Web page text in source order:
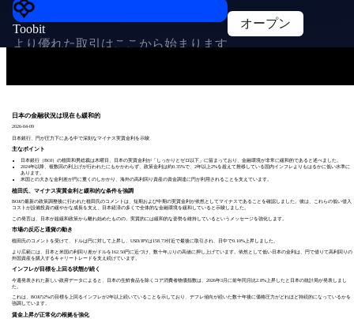
Toobit
より優れた取引はここから始まります
オープン
日本の金融状況は現在も緩和的
2026-04-09
日本銀行、円が圧力下にある中で深刻なマイナス実質金利を示唆
主なポイント
日本銀行（BOJ）の植田和男総裁は木曜日、日本の実質金利が「しっかりとゼロ以下」に留まっており、金融環境が非常に緩和的であると述べました。
2024年以降、複数回の利上げが行われたにもかかわらず、政策金利は約0.35%で、2年以上2%を超えて推移している国内インフレよりもはるかに低い水準に
あります。
米国との大きな金利差が円に重くのしかかり、海外の高利回り資産の資金調達に円が利用されることを支えています。
植田氏、マイナス実質金利と緩和的な条件を強調
BOJの最新の政策調整後に行われた植田氏のコメントは、短期および中期の実質金利が依然としてマイナスであることを確認しました。彼は、これらの低い借入
コストが設備投資の緩やかな成長を支え、日本経済の多くで全体的な金融環境を緩和していると示唆しました。
この発言は、日本が超緩和政策から離れ始めたものの、実質的には緩和的な姿勢を維持しているというメッセージを強化します。
市場の反応と通貨の動き
植田氏のコメントを受けて、ドルは円に対して上昇し、USD/JPYは158.73付近で最後に取引され、日中で0.10%上昇しました。
より広範には、日本と米国の利回り差がドルを162.50円に近づけ、数十年ぶりの高値に押し上げています。依然として低い日本の金利は、円で借りて高利回りの
外国資産を購入するキャリートレードを支え続けています。
インフレが目標を上回る状態が続く
今週発表された新しい政府データによると、日本の生鮮食品を除くコア消費者物価指数は、2026年3月に前年同月比2.8%上昇したと日本の統計局が発表しまし
た。
これは、BOJの2%の目標を上回るインフレが2年以上続いていることを示しており、デフレ傾向が続いた数十年後に価格圧力がどれほど持続的になっているかを
強調しています。
賃金上昇が正常化の根拠を強化